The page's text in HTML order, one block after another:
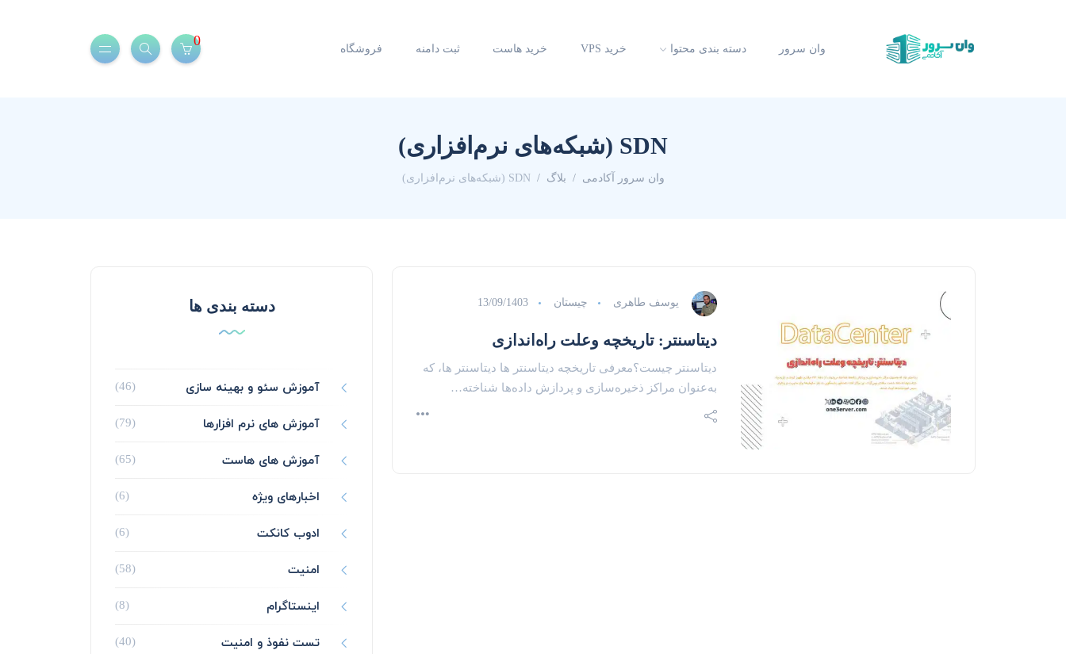
وان سرور دسته بندی محتوا خرید VPS خرید هاست ثبت دامنه فروشگاه
0
SDN (شبکه‌های نرم‌افزاری)
وان سرور آکادمی بلاگ SDN (شبکه‌های نرم‌افزاری)
یوسف طاهری چیستان 13/09/1403
دیتاسنتر: تاریخچه وعلت راه‌اندازی
دیتاسنتر چیست؟معرفی تاریخچه دیتاسنتر ها دیتاسنتر ها، که
به‌عنوان مراکز ذخیره‌سازی و پردازش داده‌ها شناخته…
دسته بندی ها
آموزش سئو و بهینه سازی (46)
آموزش های نرم افزارها (79)
آموزش های هاست (65)
اخبارهای ویژه (6)
ادوب کانکت (6)
امنیت (58)
اینستاگرام (8)
تست نفوذ و امنیت (40)